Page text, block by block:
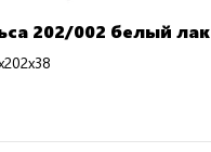
202/002 белый лак